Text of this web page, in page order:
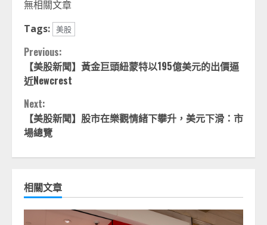
無相關文章
Tags: 美股
Continue
Reading
Previous:
【美股新聞】黃金巨頭紐蒙特以195億美元的出價逼
近Newcrest
Next:
【美股新聞】股市在樂觀情緒下攀升，美元下滑：市
場總覽
相關文章